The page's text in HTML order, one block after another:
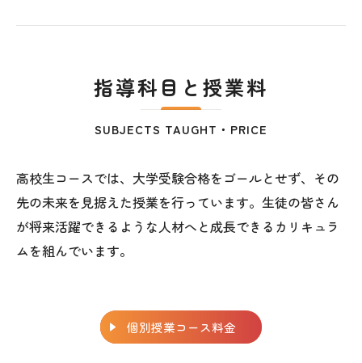
指導科目と授業料
SUBJECTS TAUGHT・PRICE
高校生コースでは、大学受験合格をゴールとせず、その
先の未来を見据えた授業を行っています。生徒の皆さん
が将来活躍できるような人材へと成長できるカリキュラ
ムを組んでいます。
個別授業コース料金